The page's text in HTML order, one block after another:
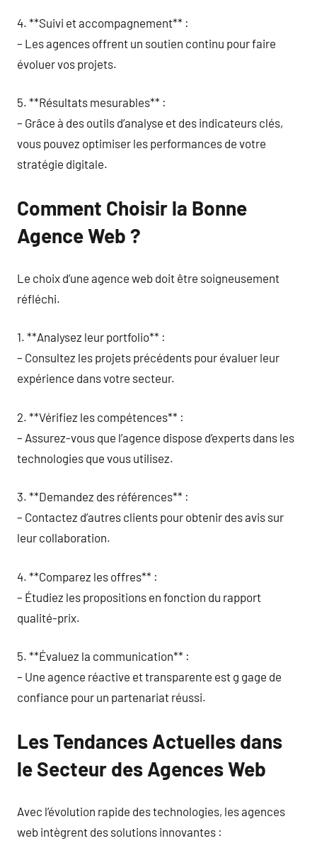
4. **Suivi et accompagnement** :
– Les agences offrent un soutien continu pour faire
évoluer vos projets.
5. **Résultats mesurables** :
– Grâce à des outils d’analyse et des indicateurs clés,
vous pouvez optimiser les performances de votre
stratégie digitale.
Comment Choisir la Bonne
Agence Web ?
Le choix d’une agence web doit être soigneusement
réfléchi.
1. **Analysez leur portfolio** :
– Consultez les projets précédents pour évaluer leur
expérience dans votre secteur.
2. **Vérifiez les compétences** :
– Assurez-vous que l’agence dispose d’experts dans les
technologies que vous utilisez.
3. **Demandez des références** :
– Contactez d’autres clients pour obtenir des avis sur
leur collaboration.
4. **Comparez les offres** :
– Étudiez les propositions en fonction du rapport
qualité-prix.
5. **Évaluez la communication** :
– Une agence réactive et transparente est g gage de
confiance pour un partenariat réussi.
Les Tendances Actuelles dans
le Secteur des Agences Web
Avec l’évolution rapide des technologies, les agences
web intègrent des solutions innovantes :